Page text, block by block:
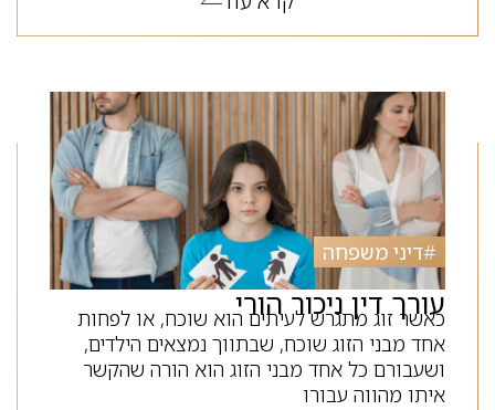
#דיני משפחה
עורך דין ניכור הורי
כאשר זוג מתגרש לעיתים הוא שוכח, או לפחות
אחד מבני הזוג שוכח, שבתווך נמצאים הילדים,
ושעבורם כל אחד מבני הזוג הוא הורה שהקשר
איתו מהווה עבורו